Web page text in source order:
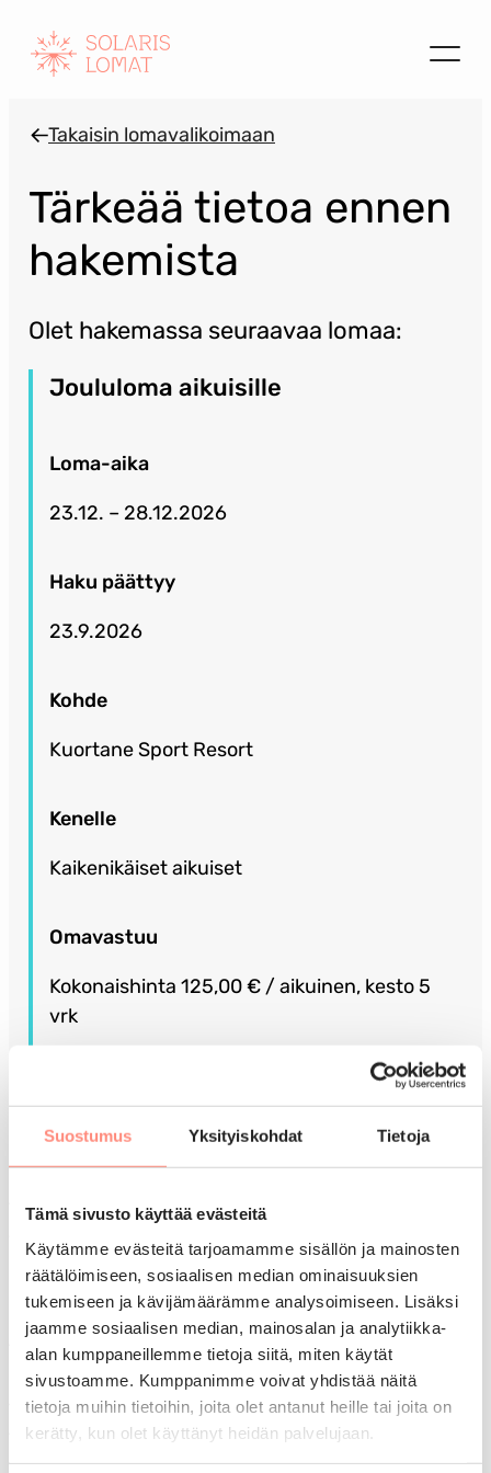
Suostumus Yksityiskohdat Tietoja
Tämä sivusto käyttää evästeitä
Käytämme evästeitä tarjoamamme sisällön ja mainosten
räätälöimiseen, sosiaalisen median ominaisuuksien
tukemiseen ja kävijämäärämme analysoimiseen. Lisäksi
jaamme sosiaalisen median, mainosalan ja analytiikka-
alan kumppaneillemme tietoja siitä, miten käytät
sivustoamme. Kumppanimme voivat yhdistää näitä
tietoja muihin tietoihin, joita olet antanut heille tai joita on
kerätty, kun olet käyttänyt heidän palvelujaan.
sisältöön
Takaisin lomavalikoimaan
Tärkeää tietoa ennen
hakemista
Olet hakemassa seuraavaa lomaa:
Joululoma aikuisille
Loma-aika
23.12. – 28.12.2026
Haku päättyy
23.9.2026
Kohde
Kuortane Sport Resort
Kenelle
Kaikenikäiset aikuiset
Omavastuu
Kokonaishinta 125,00 € / aikuinen, kesto 5
vrk
Voit lisätä kaksi muuta lomatoivetta
seuraavassa vaiheessa.
Tuettua lomaa voivat hakea pienituloiset Suomessa
vakituisesti asuvat ihmiset, jotka eivät omin varoin
pysty järjestämään lomaa.
Lomapäätökseen vaikuttaa taloudellinen,
terveydellinen ja sosiaalinen tilanne. Lomaa ei voida
myöntää ilman perusteluja. Hakemuksella annetut
tiedot tulevat vain lomahakemuksen käsittelijöiden
tietoon.